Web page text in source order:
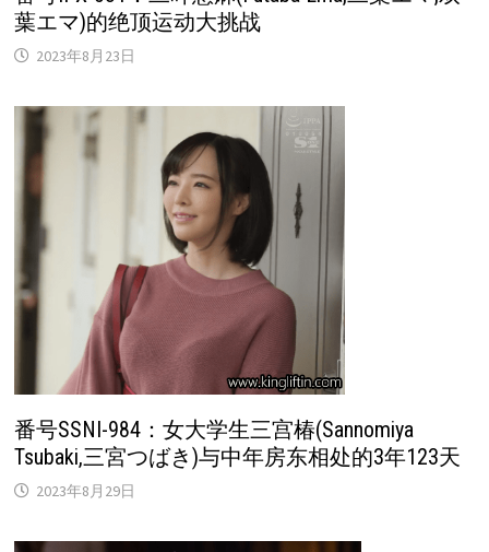
葉エマ)的绝顶运动大挑战
2023年8月23日
番号SSNI-984：女大学生三宫椿(Sannomiya
Tsubaki,三宮つばき)与中年房东相处的3年123天
2023年8月29日